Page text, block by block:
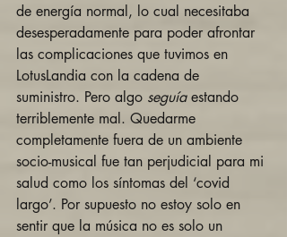
de energía normal, lo cual necesitaba
desesperadamente para poder afrontar
las complicaciones que tuvimos en
LotusLandia con la cadena de
suministro. Pero algo seguía estando
terriblemente mal. Quedarme
completamente fuera de un ambiente
socio-musical fue tan perjudicial para mi
salud como los síntomas del ‘covid
largo’. Por supuesto no estoy solo en
sentir que la música no es solo un